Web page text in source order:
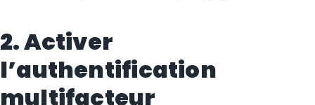
2. Activer
l’authentification
multifacteur